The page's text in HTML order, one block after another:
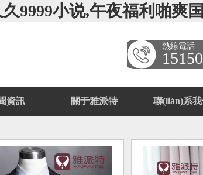
9999小说,午夜福利啪爽
熱線電話
資訊 關于雅派特 聯(lián)系我